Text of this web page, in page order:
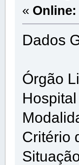
« Online:
Dados
Órgão
Critério